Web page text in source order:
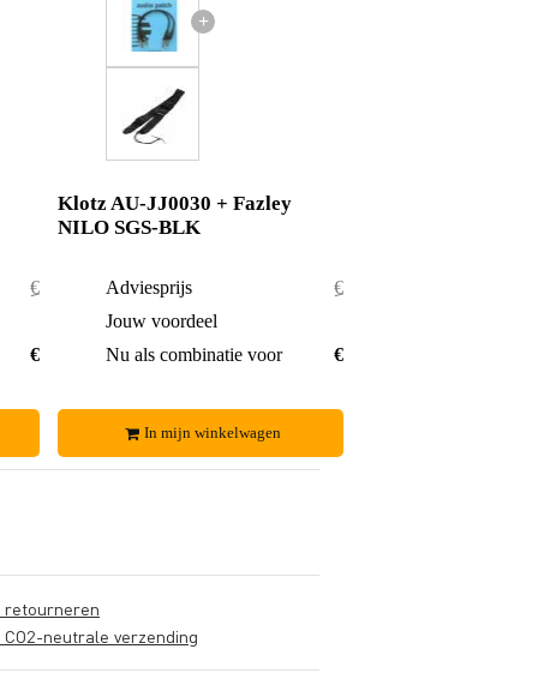
€ 20,50
€ 19,10
+
Klotz AU-JJ0030 + Fazley
NILO SGS-BLK
Adviesprijs
€ 19,20
Jouw voordeel
Nu als combinatie voor
€ 17,40
In mijn winkelwagen
retourneren
CO2-neutrale verzending